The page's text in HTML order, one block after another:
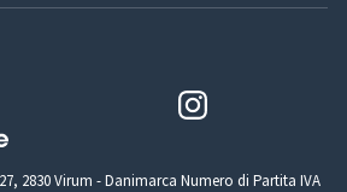
2830 Virum - Danimarca Numero di Partita IVA